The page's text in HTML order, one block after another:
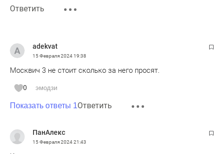
Ответить
adekvat
15 Февраля 202419:38
Москвич 3 не стоит сколько за него просят.
0 эмодзи
Показать ответы 1Ответить
ПанАлекс
15 Февраля 202421:43